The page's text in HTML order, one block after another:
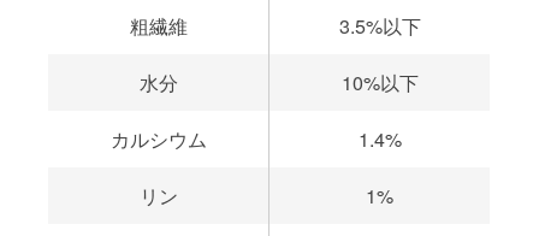
粗繊維 3.5%以下
水分 10%以下
カルシウム 1.4%
リン 1%